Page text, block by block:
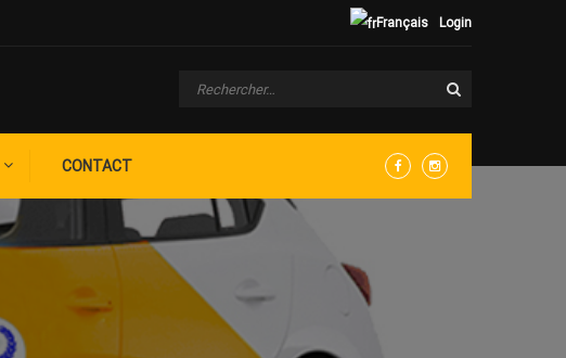
Login
Français
CONTACT